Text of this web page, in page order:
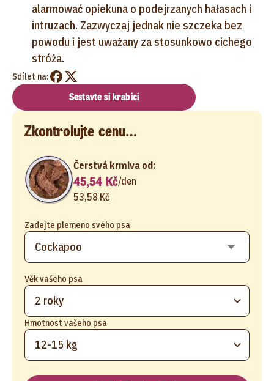
alarmować opiekuna o podejrzanych hałasach i
intruzach. Zazwyczaj jednak nie szczeka bez
powodu i jest uważany za stosunkowo cichego
stróża.
Sdílet na:
Sestavte si krabici
Zkontrolujte cenu…
Zadejte plemeno svého psa
Věk vašeho psa
2 roky
Hmotnost vašeho psa
12-15 kg
Čerstvá krmiva od:
45,54 Kč/den
53,58 Kč